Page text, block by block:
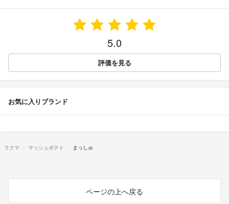
5.0
評価を見る
お気に入りブランド
ラクマ マッシュポテト まっしゅ
ページの上へ戻る